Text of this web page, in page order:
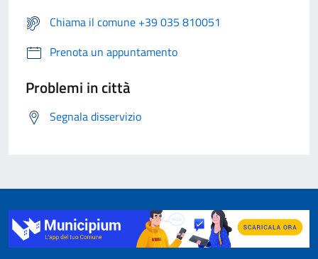
Chiama il comune +39 035 810051
Prenota un appuntamento
Problemi in città
Segnala disservizio